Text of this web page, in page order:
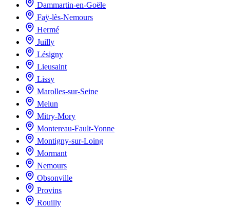
Dammartin-en-Goële
Faÿ-lès-Nemours
Hermé
Juilly
Lésigny
Lieusaint
Lissy
Marolles-sur-Seine
Melun
Mitry-Mory
Montereau-Fault-Yonne
Montigny-sur-Loing
Mormant
Nemours
Obsonville
Provins
Rouilly